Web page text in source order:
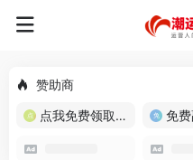
赞助商
点我免费领取流量卡